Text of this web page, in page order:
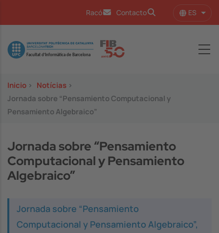
Racó Contacto ES
Image
Inicio > Notícias >
Jornada sobre “Pensamiento Computacional y
Pensamiento Algebraico”
Jornada sobre “Pensamiento
Computacional y Pensamiento
Algebraico”
Jornada sobre “Pensamiento
Computacional y Pensamiento Algebraico”,